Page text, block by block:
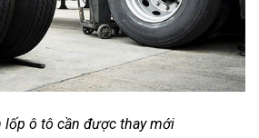
lốp ô tô cần được thay mới